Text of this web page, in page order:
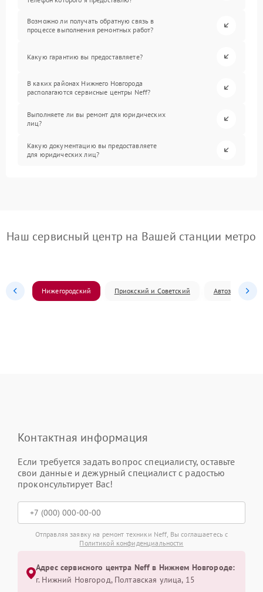
Возможно ли получать обратную связь в
процессе выполнения ремонтных работ?
Какую гарантию вы предоставляете?
В каких районах Нижнего Новгорода
располагаются сервисные центры Neff?
Выполняете ли вы ремонт для юридических
лиц?
Какую документацию вы предоставляете
для юридических лиц?
Наш сервисный центр на Вашей станции метро
Нижегородский Приокский и Советский Автозаводский
Контактная информация
Если требуется задать вопрос специалисту, оставьте
свои данные и дежурный специалист с радостью
проконсультирует Вас!
Отправляя заявку на ремонт техники Neff, Вы соглашаетесь с
Политикой конфиденциальности
Адрес сервисного центра Neff в Нижнем Новгороде:
г. Нижний Новгород, Полтавская улица, 15